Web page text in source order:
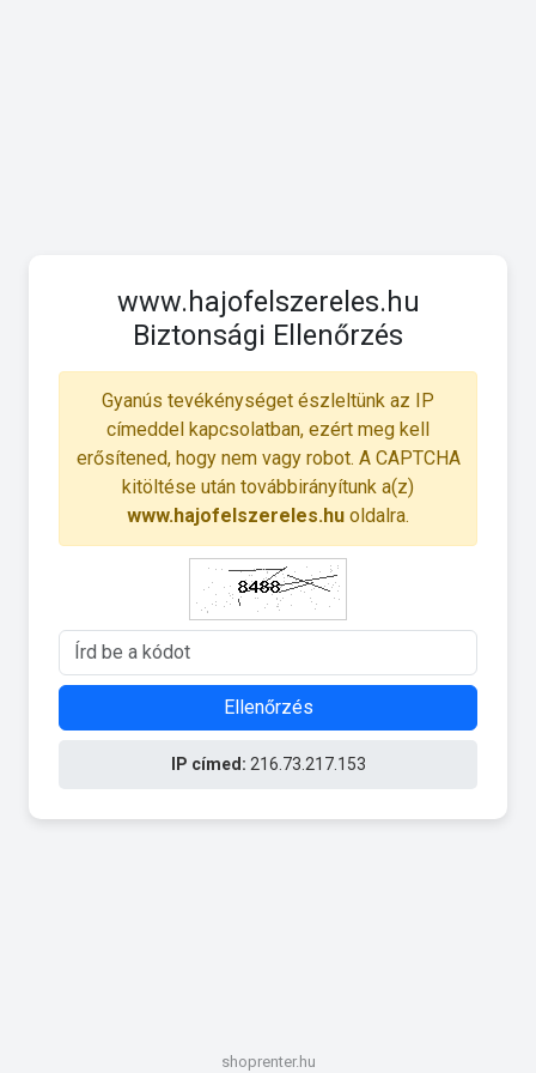
www.hajofelszereles.hu
Biztonsági Ellenőrzés
Gyanús tevékénységet észleltünk az IP
címeddel kapcsolatban, ezért meg kell
erősítened, hogy nem vagy robot. A CAPTCHA
kitöltése után továbbirányítunk a(z)
www.hajofelszereles.hu oldalra.
Ellenőrzés
IP címed: 216.73.217.153
shoprenter.hu